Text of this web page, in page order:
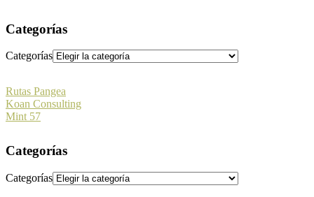
Categorías
Categorías
Rutas Pangea
Koan Consulting
Mint 57
Categorías
Categorías